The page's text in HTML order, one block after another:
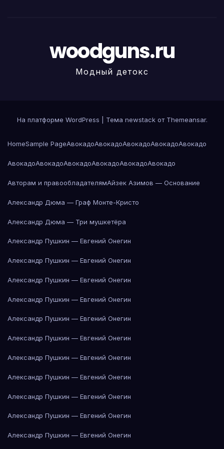
woodguns.ru
Модный детокс
На платформе WordPress Тема newstack от Themeansar.
HomeSample PageАвокадоАвокадоАвокадоАвокадоАвокадо
АвокадоАвокадоАвокадоАвокадоАвокадоАвокадо
Авторам и правообладателямАйзек Азимов — Основание
Александр Дюма — Граф Монте-Кристо
Александр Дюма — Три мушкетёра
Александр Пушкин — Евгений Онегин
Александр Пушкин — Евгений Онегин
Александр Пушкин — Евгений Онегин
Александр Пушкин — Евгений Онегин
Александр Пушкин — Евгений Онегин
Александр Пушкин — Евгений Онегин
Александр Пушкин — Евгений Онегин
Александр Пушкин — Евгений Онегин
Александр Пушкин — Евгений Онегин
Александр Пушкин — Евгений Онегин
Александр Пушкин — Евгений Онегин